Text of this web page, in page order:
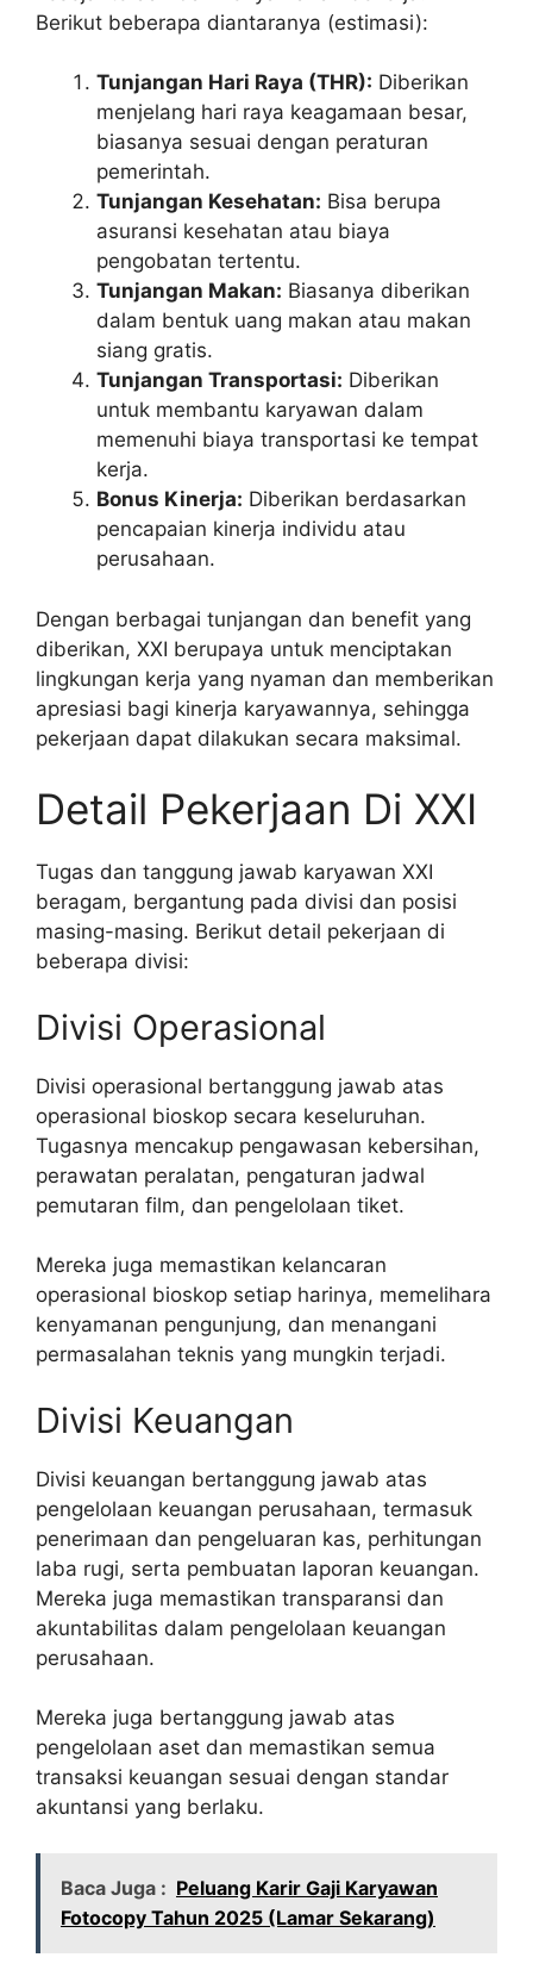
Berikut beberapa diantaranya (estimasi):
Tunjangan Hari Raya (THR): Diberikan
menjelang hari raya keagamaan besar,
biasanya sesuai dengan peraturan
pemerintah.
Tunjangan Kesehatan: Bisa berupa
asuransi kesehatan atau biaya
pengobatan tertentu.
Tunjangan Makan: Biasanya diberikan
dalam bentuk uang makan atau makan
siang gratis.
Tunjangan Transportasi: Diberikan
untuk membantu karyawan dalam
memenuhi biaya transportasi ke tempat
kerja.
Bonus Kinerja: Diberikan berdasarkan
pencapaian kinerja individu atau
perusahaan.
Dengan berbagai tunjangan dan benefit yang
diberikan, XXI berupaya untuk menciptakan
lingkungan kerja yang nyaman dan memberikan
apresiasi bagi kinerja karyawannya, sehingga
pekerjaan dapat dilakukan secara maksimal.
Detail Pekerjaan Di XXI
Tugas dan tanggung jawab karyawan XXI
beragam, bergantung pada divisi dan posisi
masing-masing. Berikut detail pekerjaan di
beberapa divisi:
Divisi Operasional
Divisi operasional bertanggung jawab atas
operasional bioskop secara keseluruhan.
Tugasnya mencakup pengawasan kebersihan,
perawatan peralatan, pengaturan jadwal
pemutaran film, dan pengelolaan tiket.
Mereka juga memastikan kelancaran
operasional bioskop setiap harinya, memelihara
kenyamanan pengunjung, dan menangani
permasalahan teknis yang mungkin terjadi.
Divisi Keuangan
Divisi keuangan bertanggung jawab atas
pengelolaan keuangan perusahaan, termasuk
penerimaan dan pengeluaran kas, perhitungan
laba rugi, serta pembuatan laporan keuangan.
Mereka juga memastikan transparansi dan
akuntabilitas dalam pengelolaan keuangan
perusahaan.
Mereka juga bertanggung jawab atas
pengelolaan aset dan memastikan semua
transaksi keuangan sesuai dengan standar
akuntansi yang berlaku.
Baca Juga : Peluang Karir Gaji Karyawan
Fotocopy Tahun 2025 (Lamar Sekarang)